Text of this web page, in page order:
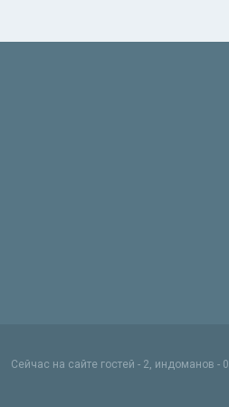
Сейчас на сайте гостей - 2, индоманов - 0